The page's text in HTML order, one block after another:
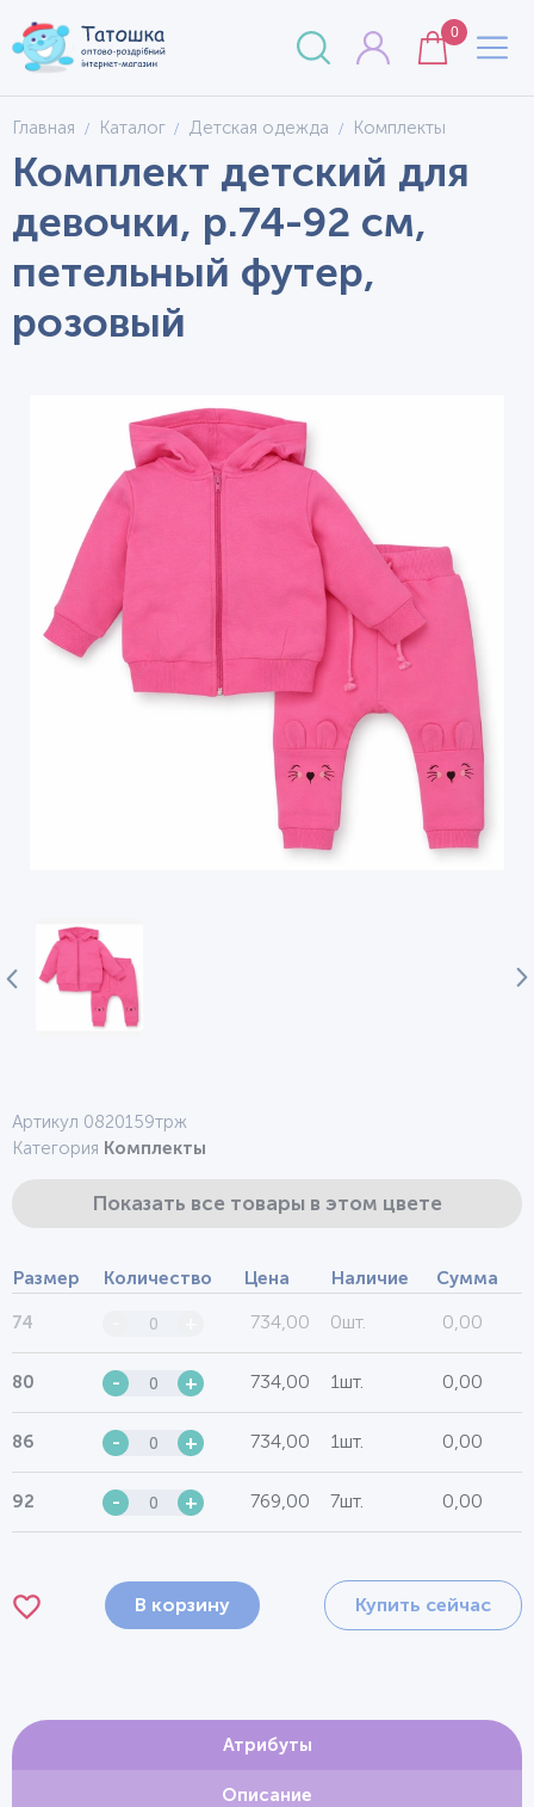
0
Главная Каталог Детская одежда Комплекты
Комплект детский для
девочки, р.74-92 см,
петельный футер,
розовый
Артикул 0820159трж
Категория Комплекты
Показать все товары в этом цвете
Размер Количество Цена Наличие Сумма
74 734,00 0шт. 0,00
80 - + 734,00 1шт. 0,00
86 - + 734,00 1шт. 0,00
92 - + 769,00 7шт. 0,00
В корзину Купить сейчас
Атрибуты
Описание